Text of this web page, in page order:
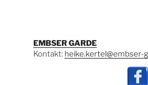
EMBSER GARDE
Kontakt: heike.kertel@embser-